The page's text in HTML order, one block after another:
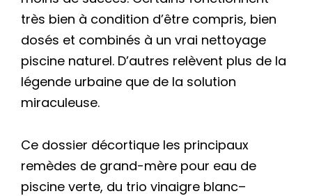
très bien à condition d’être compris, bien
dosés et combinés à un vrai nettoyage
piscine naturel. D’autres relèvent plus de la
légende urbaine que de la solution
miraculeuse.
Ce dossier décortique les principaux
remèdes de grand-mère pour eau de
piscine verte, du trio vinaigre blanc–